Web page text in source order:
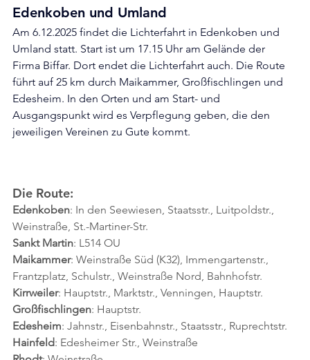
Edenkoben und Umland
Am 6.12.2025 findet die Lichterfahrt in Edenkoben und
Umland statt. Start ist um 17.15 Uhr am Gelände der
Firma Biffar. Dort endet die Lichterfahrt auch. Die Route
führt auf 25 km durch Maikammer, Großfischlingen und
Edesheim. In den Orten und am Start- und
Ausgangspunkt wird es Verpflegung geben, die den
jeweiligen Vereinen zu Gute kommt.
Die Route:
Edenkoben: In den Seewiesen, Staatsstr., Luitpoldstr.,
Weinstraße, St.-Martiner-Str.
Sankt Martin: L514 OU
Maikammer: Weinstraße Süd (K32), Immengartenstr.,
Frantzplatz, Schulstr., Weinstraße Nord, Bahnhofstr.
Kirrweiler: Hauptstr., Marktstr., Venningen, Hauptstr.
Großfischlingen: Hauptstr.
Edesheim: Jahnstr., Eisenbahnstr., Staatsstr., Ruprechtstr.
Hainfeld: Edesheimer Str., Weinstraße